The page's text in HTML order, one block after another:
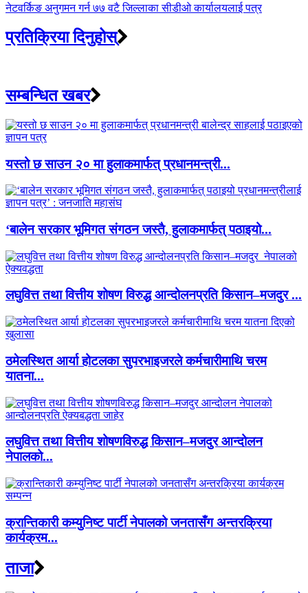
नेटवर्किङ अनुगमन गर्न ७७ वटै जिल्लाका सीडीओ कार्यालयलाई पत्र
प्रतिक्रिया दिनुहोस्
सम्बन्धित खबर
यस्तो छ साउन २० मा हुलाकमार्फत् प्रधानमन्त्री...
‘बालेन सरकार भूमिगत संगठन जस्तै, हुलाकमार्फत् पठाइयो...
लघुवित्त तथा वित्तीय शोषण विरुद्ध आन्दोलनप्रति किसान–मजदुर ...
ठमेलस्थित आर्या होटलका सुपरभाइजरले कर्मचारीमाथि चरम
यातना...
लघुवित्त तथा वित्तीय शोषणविरुद्ध किसान–मजदुर आन्दोलन
नेपालको...
क्रान्तिकारी कम्युनिष्ट पार्टी नेपालको जनतासँग अन्तरक्रिया
कार्यक्रम...
ताजा